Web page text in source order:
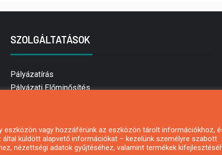
SZOLGÁLTATÁSOK
Pályázatírás
Pályázati Előminősítés
Mezőgazdasági pályázatírás
Pályázatírás magánszemélyeknek
eszközön vagy hozzáférünk az eszközön tárolt információkhoz,
küldött alapvető információkat – kezelünk személyre szabott
nézettségi adatok gyűjtéséhez, valamint termékek